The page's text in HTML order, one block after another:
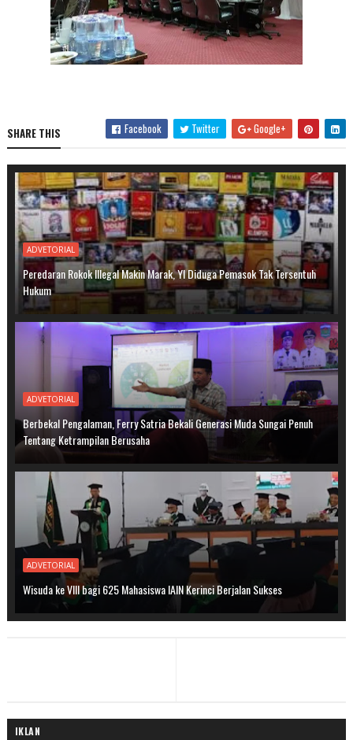
SHARE THIS Facebook Twitter Google+
ADVETORIAL
Peredaran Rokok Illegal Makin Marak, YI Diduga Pemasok Tak Tersentuh
Hukum
ADVETORIAL
Berbekal Pengalaman, Ferry Satria Bekali Generasi Muda Sungai Penuh
Tentang Ketrampilan Berusaha
ADVETORIAL
Wisuda ke VIII bagi 625 Mahasiswa IAIN Kerinci Berjalan Sukses
IKLAN